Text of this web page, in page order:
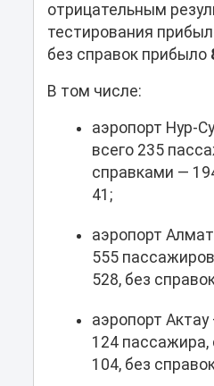
отрицательным
тестирования
без справок прибыло
В том числе:
аэропорт Нур-
всего 235
справками —
41;
аэропорт
555
528, без
аэропорт Актау
124
104, без